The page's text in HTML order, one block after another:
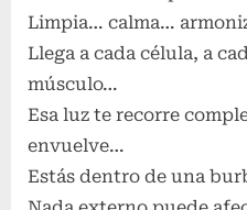
Limpia… calma…
Llega a cada célula, a
músculo…
Esa luz te recorre
envuelve…
Estás dentro de una